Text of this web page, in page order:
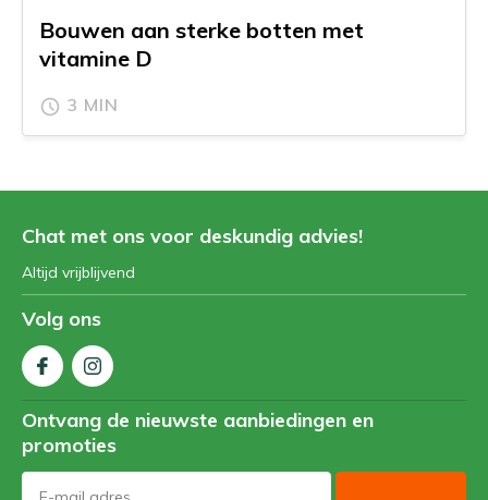
Bouwen aan sterke botten met
vitamine D
3 MIN
Chat met ons voor deskundig advies!
Altijd vrijblijvend
Volg ons
Ontvang de nieuwste aanbiedingen en
promoties